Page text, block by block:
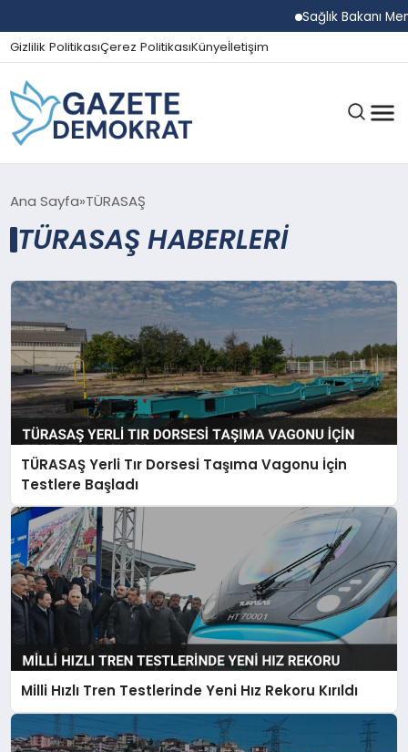
Sağlık Bakanı
Gizlilik PolitikasıÇerez PolitikasıKünyeİletişim
GÜNDEM
SPOR
MAGAZIN
SAĞLIK
EĞITIM
DÜNYA
YAŞAM
Ana Sayfa TÜRASAŞ
TÜRASAŞ HABERLERI
TÜRASAŞ Yerli Tır Dorsesi Taşıma Vagonu İçin
Testlere Başladı
Milli Hızlı Tren Testlerinde Yeni Hız Rekoru Kırıldı